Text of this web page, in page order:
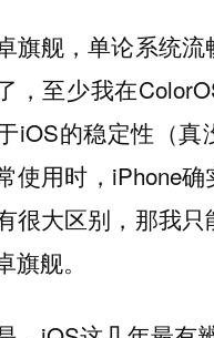
旗舰，单论系统流
，至少我在
iOS的稳定性（真
使用时，iPhone
很大区别，那我
舰。